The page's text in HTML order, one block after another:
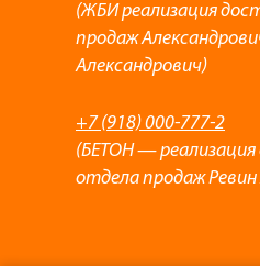
(ЖБИ реализация
продаж
Александрович)
+7 (918) 000-777-2
(БЕТОН —
отдела продаж